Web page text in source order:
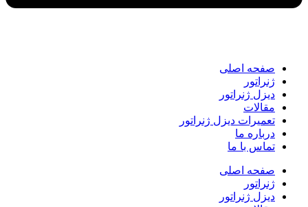
صفحه اصلی
ژنراتور
دیزل ژنراتور
مقالات
تعمیرات دیزل ژنراتور
درباره ما
تماس با ما
صفحه اصلی
ژنراتور
دیزل ژنراتور